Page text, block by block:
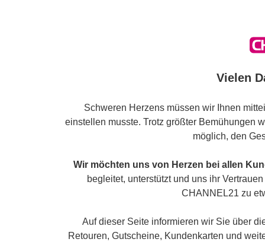
Vielen
Schweren Herzens müssen wir Ihnen
einstellen musste. Trotz größter Bemühungen
möglich, den
Wir möchten uns von Herzen bei allen
begleitet, unterstützt und uns ihr
CHANNEL21 zu
Auf dieser Seite informieren wir Sie über
Retouren, Gutscheine, Kundenkarten und